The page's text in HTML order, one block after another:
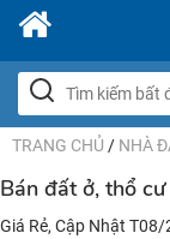
TRANG CHỦ / NHÀ
Bán đất ở, thổ
Giá Rẻ, Cập Nhật